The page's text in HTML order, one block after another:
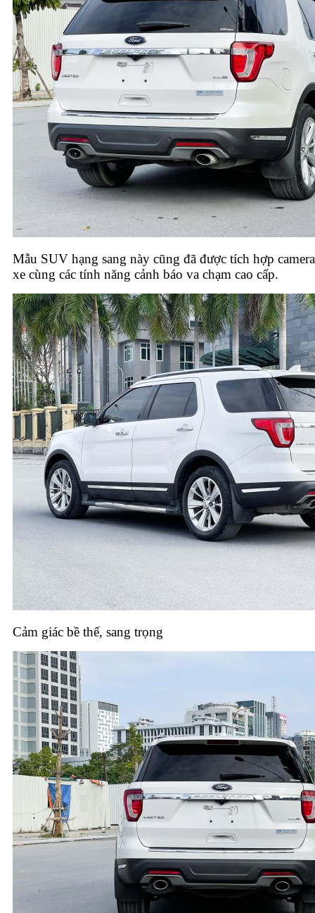
Mẫu SUV hạng sang này cũng đã được tích hợp
xe cùng các tính năng cảnh báo va chạm cao cấp.
Cảm giác bề thế, sang trọng